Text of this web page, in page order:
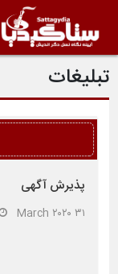
تبلیغات
پذیرش آگهی
۳۱ March ۲۰۲۰